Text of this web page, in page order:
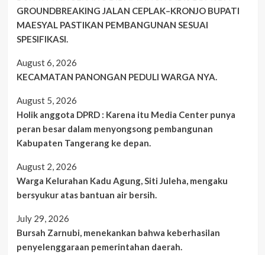
GROUNDBREAKING JALAN CEPLAK–KRONJO BUPATI
MAESYAL PASTIKAN PEMBANGUNAN SESUAI
SPESIFIKASI.
August 6, 2026
KECAMATAN PANONGAN PEDULI WARGA NYA.
August 5, 2026
Holik anggota DPRD : Karena itu Media Center punya
peran besar dalam menyongsong pembangunan
Kabupaten Tangerang ke depan.
August 2, 2026
Warga Kelurahan Kadu Agung, Siti Juleha, mengaku
bersyukur atas bantuan air bersih.
July 29, 2026
Bursah Zarnubi, menekankan bahwa keberhasilan
penyelenggaraan pemerintahan daerah.